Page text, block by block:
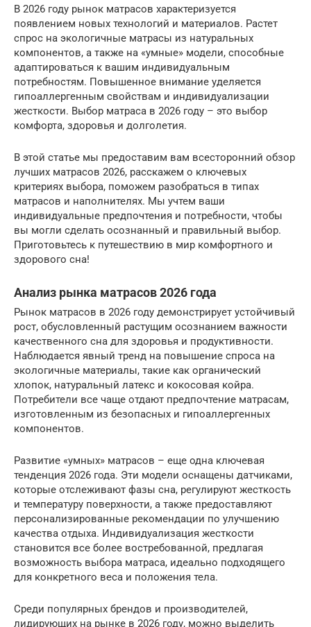
В 2026 году рынок матрасов характеризуется
появлением новых технологий и материалов. Растет
спрос на экологичные матрасы из натуральных
компонентов, а также на «умные» модели, способные
адаптироваться к вашим индивидуальным
потребностям. Повышенное внимание уделяется
гипоаллергенным свойствам и индивидуализации
жесткости. Выбор матраса в 2026 году – это выбор
комфорта, здоровья и долголетия.
В этой статье мы предоставим вам всесторонний обзор
лучших матрасов 2026, расскажем о ключевых
критериях выбора, поможем разобраться в типах
матрасов и наполнителях. Мы учтем ваши
индивидуальные предпочтения и потребности, чтобы
вы могли сделать осознанный и правильный выбор.
Приготовьтесь к путешествию в мир комфортного и
здорового сна!
Анализ рынка матрасов 2026 года
Рынок матрасов в 2026 году демонстрирует устойчивый
рост, обусловленный растущим осознанием важности
качественного сна для здоровья и продуктивности.
Наблюдается явный тренд на повышение спроса на
экологичные материалы, такие как органический
хлопок, натуральный латекс и кокосовая койра.
Потребители все чаще отдают предпочтение матрасам,
изготовленным из безопасных и гипоаллергенных
компонентов.
Развитие «умных» матрасов – еще одна ключевая
тенденция 2026 года. Эти модели оснащены датчиками,
которые отслеживают фазы сна, регулируют жесткость
и температуру поверхности, а также предоставляют
персонализированные рекомендации по улучшению
качества отдыха. Индивидуализация жесткости
становится все более востребованной, предлагая
возможность выбора матраса, идеально подходящего
для конкретного веса и положения тела.
Среди популярных брендов и производителей,
лидирующих на рынке в 2026 году, можно выделить